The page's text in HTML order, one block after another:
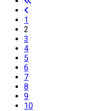
1
2
3
4
5
6
7
8
9
10